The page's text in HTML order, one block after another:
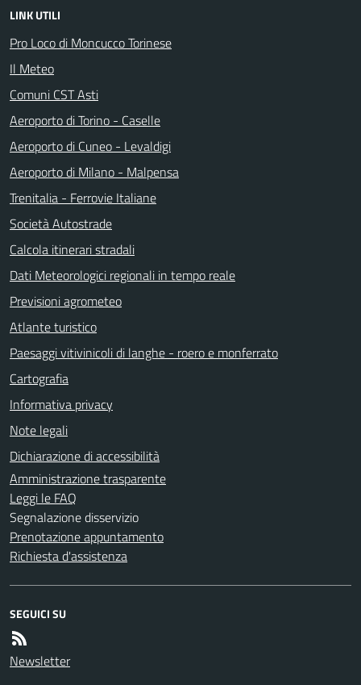
LINK UTILI
Pro Loco di Moncucco Torinese
Il Meteo
Comuni CST Asti
Aeroporto di Torino - Caselle
Aeroporto di Cuneo - Levaldigi
Aeroporto di Milano - Malpensa
Trenitalia - Ferrovie Italiane
Società Autostrade
Calcola itinerari stradali
Dati Meteorologici regionali in tempo reale
Previsioni agrometeo
Atlante turistico
Paesaggi vitivinicoli di langhe - roero e monferrato
Cartografia
Informativa privacy
Note legali
Dichiarazione di accessibilità
Amministrazione trasparente
Leggi le FAQ
Segnalazione disservizio
Prenotazione appuntamento
Richiesta d'assistenza
SEGUICI SU
Newsletter